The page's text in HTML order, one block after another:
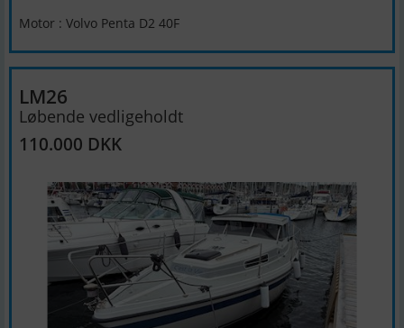
Motor : Volvo Penta D2 40F
LM26
Løbende vedligeholdt
110.000 DKK